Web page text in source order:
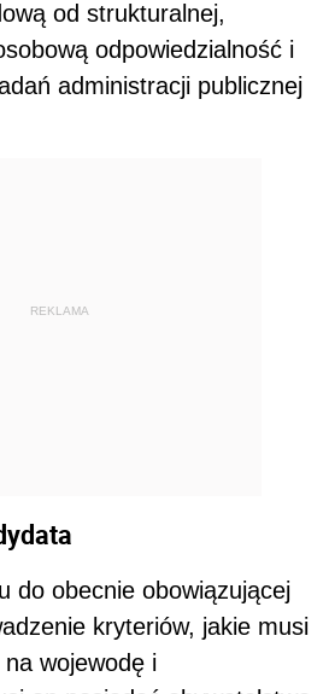
od strukturalnej,
odpowiedzialność i
administracji publicznej
REKLAMA
do obecnie obowiązującej
kryteriów, jakie musi
na wojewodę i